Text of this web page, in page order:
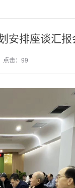
安排座谈汇报
点击：99